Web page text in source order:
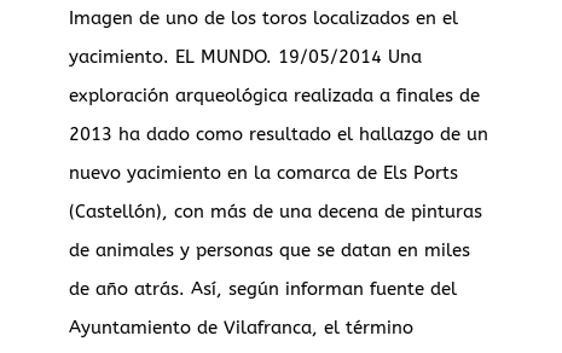
Imagen de uno de los toros localizados en el
yacimiento. EL MUNDO. 19/05/2014 Una
exploración arqueológica realizada a finales de
2013 ha dado como resultado el hallazgo de un
nuevo yacimiento en la comarca de Els Ports
(Castellón), con más de una decena de pinturas
de animales y personas que se datan en miles
de año atrás. Así, según informan fuente del
Ayuntamiento de Vilafranca, el término